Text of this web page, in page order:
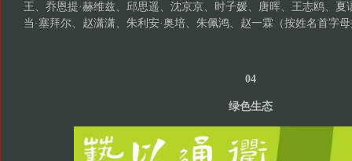
王、乔恩提·赫维兹、邱思遥、沈京京、时子媛、唐晖、王志鸥、夏
当·塞拜尔、赵潇潇、朱利安·奥培、朱佩鸿、赵一霖（按姓名首字
04
绿色生态